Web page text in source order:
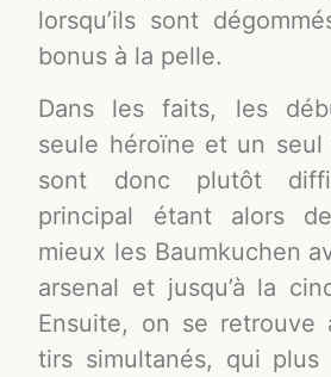
lorsqu’ils sont
bonus à la pelle.
Dans les faits, les
seule héroïne et un
sont donc plutôt
principal étant alors
mieux les Baumkuchen
arsenal et jusqu’à la
Ensuite, on se retrouve
tirs simultanés, qui plus